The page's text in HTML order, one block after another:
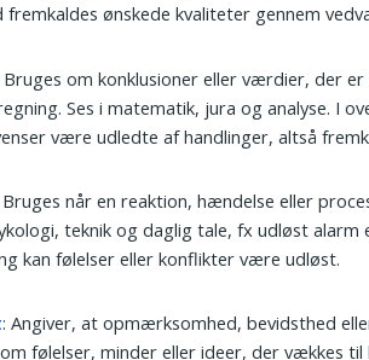
fremkaldes ønskede kvaliteter gennem
Bruges om konklusioner eller værdier, der
Ses i matematik, jura og analyse. I
være udledte af handlinger, altså
Bruges når en reaktion, hændelse eller
teknik og daglig tale, fx udløst
kan følelser eller konflikter være udløst.
: Angiver, at opmærksomhed, bevidsthed
følelser, minder eller ideer, der vækkes